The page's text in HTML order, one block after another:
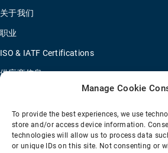
Manage Cookie
To provide the best experiences, we use
store and/or access device information.
technologies will allow us to process data
or unique IDs on this site. Not consenting or
关于我们
职业
ISO & IATF Certifications
供应商信息
Environmental Policy
Legal Notice